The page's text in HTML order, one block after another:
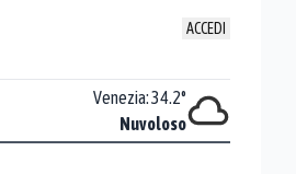
ACCEDI
Venezia:34.2°
Nuvoloso